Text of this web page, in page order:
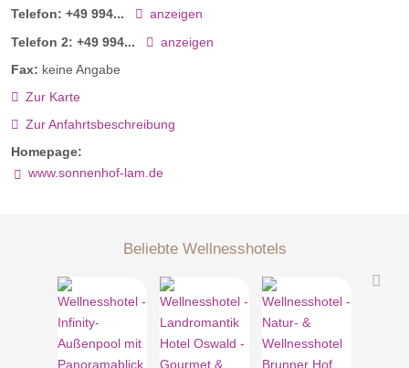
Telefon: +49 994...
anzeigen
Telefon 2: +49 994...
anzeigen
Fax: keine Angabe
Zur Karte
Zur Anfahrtsbeschreibung
Homepage:
www.sonnenhof-lam.de
Beliebte Wellnesshotels